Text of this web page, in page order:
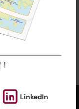
LinkedIn
！